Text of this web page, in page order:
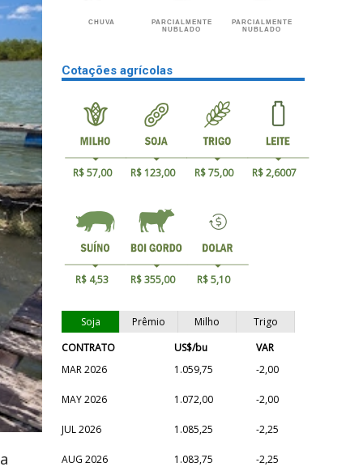
CHUVA
PARCIALMENTE
NUBLADO
PARCIALMENTE
NUBLADO
Cotações agrícolas
R$ 57,00 R$ 123,00 R$ 75,00 R$ 2,6007
R$ 4,53 R$ 355,00 R$ 5,10
Soja Prêmio Milho
Trigo
CONTRATO
US$/bu
VAR
MAR 2026
1.059,75 -2,00
MAY 2026 1.072,00 -2,00
JUL 2026 1.085,25 -2,25
AUG 2026 1.083,75 -2,25